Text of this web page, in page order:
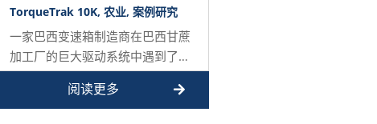
TorqueTrak 10K,农业,案例研究
一家巴西变速箱制造商在巴西甘蔗
加工厂的巨大驱动系统中遇到了一
个问题。变速箱上的联轴器是一种
特殊的“过载联轴器”…
阅读更多